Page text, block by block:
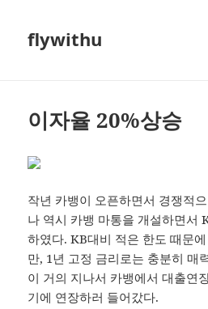
flywithu
이자율 20%상승
작년 카뱅이 오픈하면서 경쟁적
나 역시 카뱅 마통을 개설하면서
하였다. KB대비 적은 한도 때문
만, 1년 고정 금리로는 충분히 매
이 거의 지나서 카뱅에서 대출연
기에 연장하러 들어갔다.